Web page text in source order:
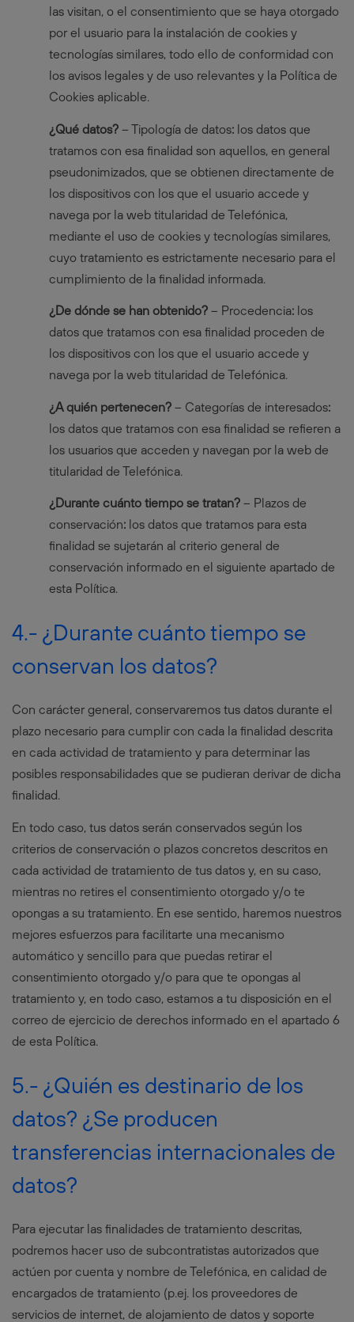
las visitan, o el consentimiento que se haya otorgado
por el usuario para la instalación de cookies y
tecnologías similares, todo ello de conformidad con
los avisos legales y de uso relevantes y la Política de
Cookies aplicable.
¿Qué datos? – Tipología de datos: los datos que
tratamos con esa finalidad son aquellos, en general
pseudonimizados, que se obtienen directamente de
los dispositivos con los que el usuario accede y
navega por la web titularidad de Telefónica,
mediante el uso de cookies y tecnologías similares,
cuyo tratamiento es estrictamente necesario para el
cumplimiento de la finalidad informada.
¿De dónde se han obtenido? – Procedencia: los
datos que tratamos con esa finalidad proceden de
los dispositivos con los que el usuario accede y
navega por la web titularidad de Telefónica.
¿A quién pertenecen? – Categorías de interesados:
los datos que tratamos con esa finalidad se refieren a
los usuarios que acceden y navegan por la web de
titularidad de Telefónica.
¿Durante cuánto tiempo se tratan? – Plazos de
conservación: los datos que tratamos para esta
finalidad se sujetarán al criterio general de
conservación informado en el siguiente apartado de
esta Política.
4.- ¿Durante cuánto tiempo se
conservan los datos?
Con carácter general, conservaremos tus datos durante el
plazo necesario para cumplir con cada la finalidad descrita
en cada actividad de tratamiento y para determinar las
posibles responsabilidades que se pudieran derivar de dicha
finalidad.
En todo caso, tus datos serán conservados según los
criterios de conservación o plazos concretos descritos en
cada actividad de tratamiento de tus datos y, en su caso,
mientras no retires el consentimiento otorgado y/o te
opongas a su tratamiento. En ese sentido, haremos nuestros
mejores esfuerzos para facilitarte una mecanismo
automático y sencillo para que puedas retirar el
consentimiento otorgado y/o para que te opongas al
tratamiento y, en todo caso, estamos a tu disposición en el
correo de ejercicio de derechos informado en el apartado 6
de esta Política.
5.- ¿Quién es destinario de los
datos? ¿Se producen
transferencias internacionales de
datos?
Para ejecutar las finalidades de tratamiento descritas,
podremos hacer uso de subcontratistas autorizados que
actúen por cuenta y nombre de Telefónica, en calidad de
encargados de tratamiento (p.ej. los proveedores de
servicios de internet, de alojamiento de datos y soporte